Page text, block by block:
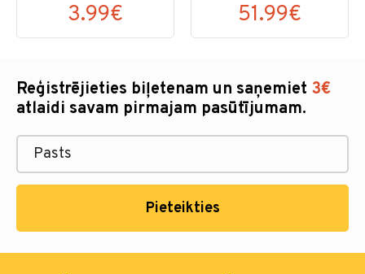
3.99€ 51.99€
Reģistrējieties biļetenam un saņemiet 3€
atlaidi savam pirmajam pasūtījumam.
Pieteikties